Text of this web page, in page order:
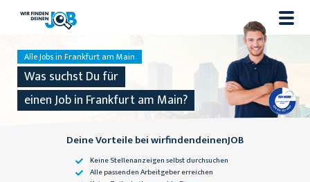
Alle Jobs in Frankfurt am Main
Was suchst Du für
einen Job in Frankfurt am Main?
Deine Vorteile bei wirfindendeinenJOB
Keine Stellenanzeigenselbst durchsuchen
Alle passendenArbeitgeber erreichen